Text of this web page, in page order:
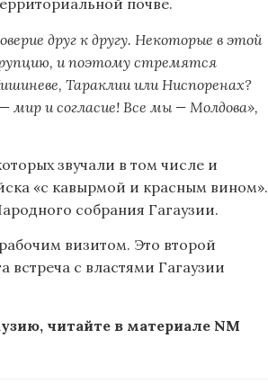
почве.
друг к другу. Некоторые в этой
и поэтому стремятся
Тараклии или Ниспоренах?
мир и согласие! Все мы — Молдова»,
звучали в том числе и
«с кавырмой и красным вином».
собрания Гагаузии.
визитом. Это второй
встреча с властями Гагаузии
читайте в материале NM